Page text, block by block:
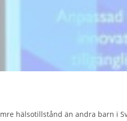
hälsotillstånd än andra barn i